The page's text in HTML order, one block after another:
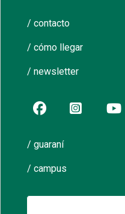
/ contacto
/ cómo llegar
/ newsletter
/ guaraní
/ campus
Buscar: